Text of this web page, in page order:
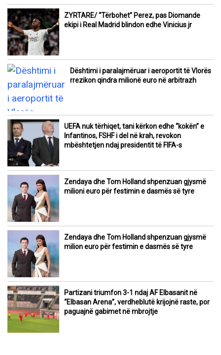
ZYRTARE/ “Tërbohet” Perez, pas Diomande
ekipi i Real Madrid blindon edhe Vinicius jr
Dështimi i paralajmëruar i aeroportit të Vlorës
rrezikon qindra milionë euro në arbitrazh
UEFA nuk tërhiqet, tani kërkon edhe “kokën” e
Infantinos, FSHF i del në krah, revokon
mbështetjen ndaj presidentit të FIFA-s
Zendaya dhe Tom Holland shpenzuan gjysmë
milioni euro për festimin e dasmës së tyre
Zendaya dhe Tom Holland shpenzuan gjysmë
milion euro për festimin e dasmës së tyre
Partizani triumfon 3-1 ndaj AF Elbasanit në
“Elbasan Arena”, verdheblutë krijojnë raste, por
paguajnë gabimet në mbrojtje